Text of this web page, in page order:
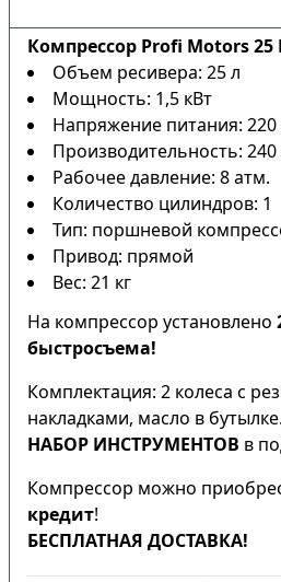
Компрессор Profi Motors 25
Объем ресивера: 25 л
Мощность: 1,5 кВт
Напряжение питания: 220
Производительность:
Рабочее давление: 8 атм.
Количество цилиндров: 1
Тип: поршневой
Привод: прямой
Вес: 21 кг
На компрессор установлено
быстросъема!
Комплектация: 2 колеса с
накладками, масло в бутылке.
НАБОР ИНСТРУМЕНТОВ в
Компрессор можно
кредит!
БЕСПЛАТНАЯ ДОСТАВКА!